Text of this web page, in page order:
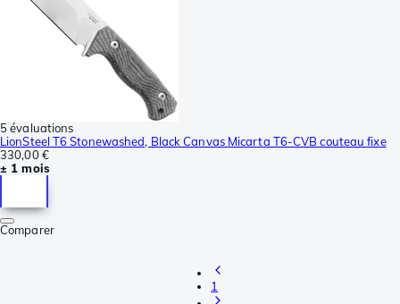
5 évaluations
LionSteel T6 Stonewashed, Black Canvas Micarta T6-CVB couteau fixe
330,00 €
± 1 mois
Comparer
1